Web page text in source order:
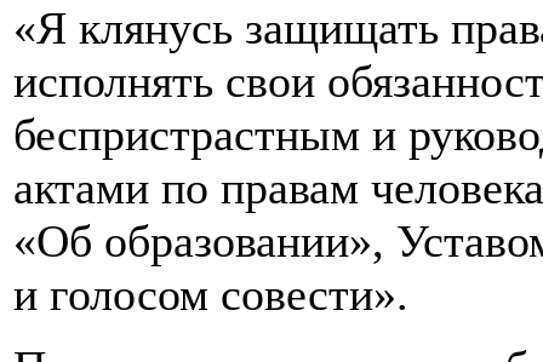
«Я клянусь защищать
исполнять свои
беспристрастным и
актами по правам
«Об образовании»,
и голосом совести».